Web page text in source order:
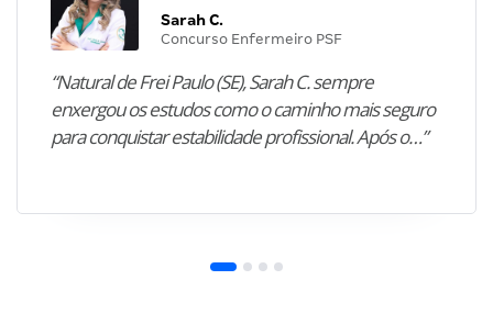
Sarah C.
Concurso Enfermeiro PSF
“Natural de Frei Paulo (SE), Sarah C. sempre
enxergou os estudos como o caminho mais seguro
para conquistar estabilidade profissional. Após o…”